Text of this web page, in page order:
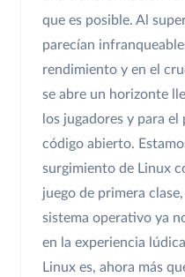
que es posible. Al
parecían
rendimiento y en el
se abre un horizonte
los jugadores y para
código abierto.
surgimiento de Linux
juego de primera
sistema operativo ya
en la experiencia
Linux es, ahora más